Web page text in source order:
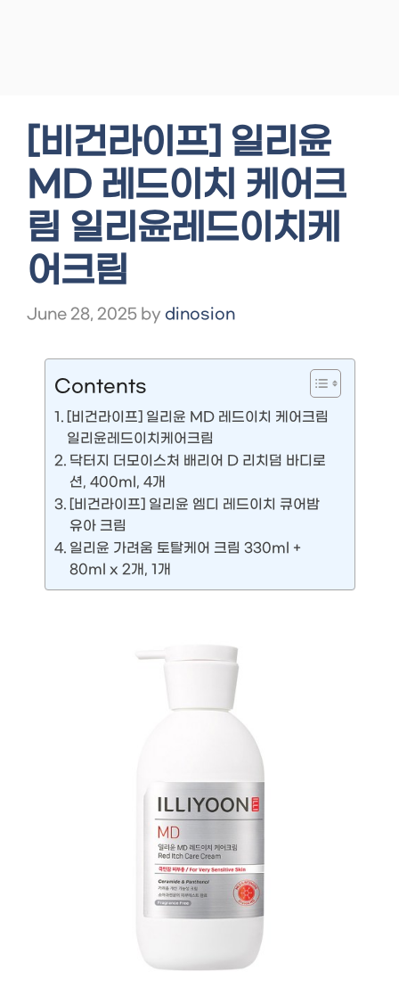
[비건라이프] 일리윤
MD 레드이치 케어크
림 일리윤레드이치케
어크림
June 28, 2025 by dinosion
Contents
[비건라이프] 일리윤 MD 레드이치 케어크림
일리윤레드이치케어크림
닥터지 더모이스처 배리어 D 리치덤 바디로
션, 400ml, 4개
[비건라이프] 일리윤 엠디 레드이치 큐어밤
유아 크림
일리윤 가려움 토탈케어 크림 330ml +
80ml x 2개, 1개